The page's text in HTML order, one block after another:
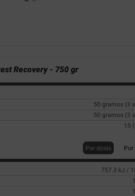
Recovery - 750 gr
50 gramos (3
50 gramos (3
15
Por dosis
757.3 kJ /